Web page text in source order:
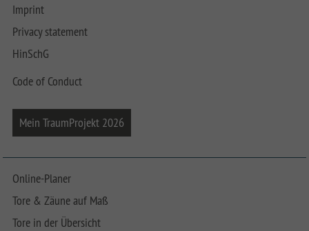
Imprint
Privacy statement
HinSchG
Code of Conduct
Mein TraumProjekt 2026
Online-Planer
Tore & Zäune auf Maß
Tore in der Übersicht